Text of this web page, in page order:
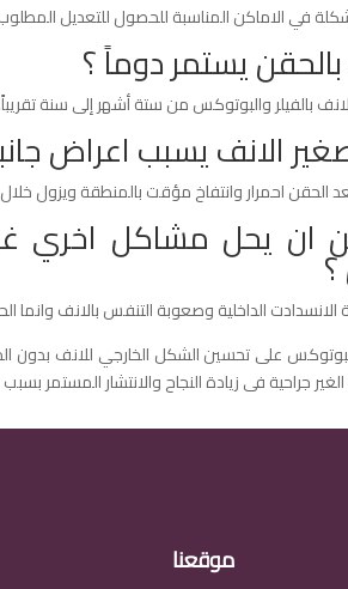
في الاماكن المناسبة للحصول للتعديل
يستمر دوماً ؟
بالفيلر والبوتوكس من ستة أشهر إلى سنة تقريباً.
الانف يسبب اعراض
احمرار وانتفاخ مؤقت بالمنطقة ويزول خلال
يحل مشاكل اخري غير
الداخلية وصعوبة التنفس بالانف
على تحسين الشكل الخارجي للانف بدون
جراحية فى زيادة النجاح والانتشار المستمر
موقعنا